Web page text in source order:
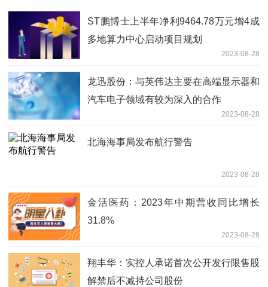
ST鹏博士上半年净利9464.78万元增4成
多地算力中心启动项目规划
2023-08-28
龙迅股份：与英伟达主要在高端显示器和
汽车电子领域有较为深入的合作
2023-08-28
北海海事局发布航行警告
2023-08-28
金活医药：2023年中期营收同比增长
31.8%
2023-08-28
翔丰华：实控人承诺首次公开发行限售股
解禁后不减持公司股份